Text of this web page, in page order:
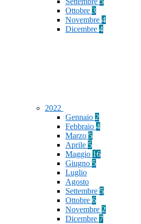
Ottobre 3
Novembre 4
Dicembre 4
2022
Gennaio 2
Febbraio 4
Marzo 5
Aprile 5
Maggio 16
Giugno 5
Luglio
Agosto
Settembre 5
Ottobre 6
Novembre 2
Dicembre 7